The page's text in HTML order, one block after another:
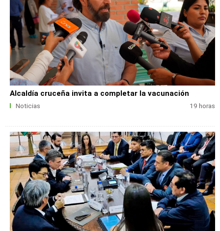
Alcaldía cruceña invita a completar la vacunación
Noticias 19 horas